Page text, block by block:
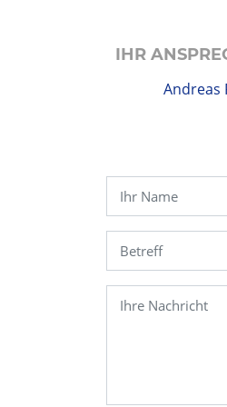
IHR
Andreas